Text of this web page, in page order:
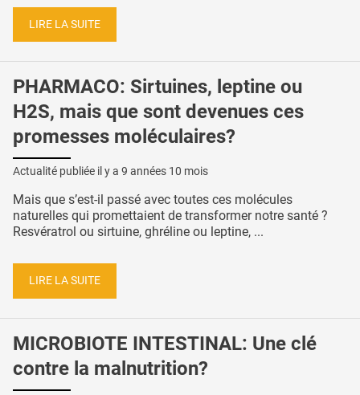
LIRE LA SUITE
PHARMACO: Sirtuines, leptine ou
H2S, mais que sont devenues ces
promesses moléculaires?
Actualité publiée il y a 9 années 10 mois
Mais que s’est-il passé avec toutes ces molécules
naturelles qui promettaient de transformer notre santé ?
Resvératrol ou sirtuine, ghréline ou leptine, ...
LIRE LA SUITE
MICROBIOTE INTESTINAL: Une clé
contre la malnutrition?